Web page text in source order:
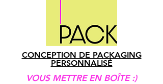
CONCEPTION DE PACKAGING
PERSONNALISÉ
VOUS METTRE EN BOÎTE :)